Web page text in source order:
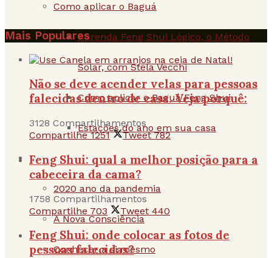
Como aplicar o Baguá
Aprenda Feng Shui Lógico, o Método
Solar, com Stela Vecchi
Como aplicar o Baguá Feng Shui
Estações do ano em sua casa
Espiritualidade
2020 ano da pandemia
A Nova Consciência
Conhecer a si mesmo
Mais Populares
Não se deve acender velas para pessoas
falecidas dentro de casa. Veja porquê:
3128 Compartilhamentos
Compartilhe 1251 Tweet 782
Feng Shui: qual a melhor posição para a
cabeceira da cama?
1758 Compartilhamentos
Compartilhe 703 Tweet 440
Feng Shui: onde colocar as fotos de
pessoas falecidas?